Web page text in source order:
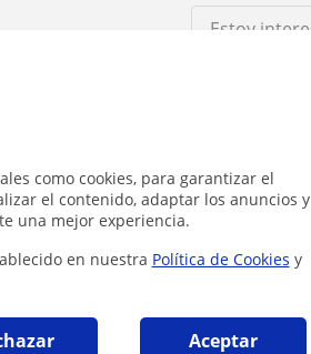
como cookies, para garantizar el
el contenido, adaptar los anuncios y
una mejor experiencia.
en nuestra Política de Cookies y
Aceptar
este perfil? Cuéntanos